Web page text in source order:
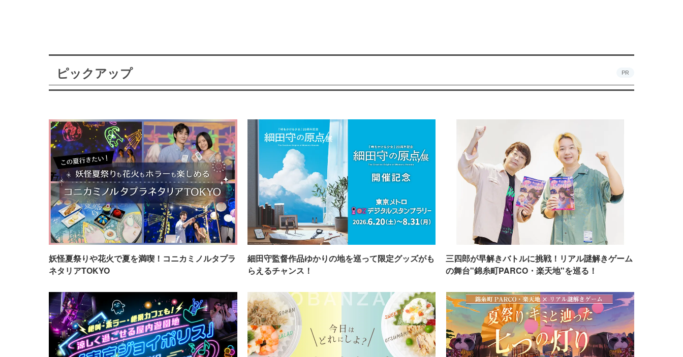
ピックアップ PR
妖怪夏祭りや花火で夏を満喫！コニカミノルタプラ
ネタリアTOKYO
細田守監督作品ゆかりの地を巡って限定グッズがも
らえるチャンス！
三四郎が早解きバトルに挑戦！リアル謎解きゲーム
の舞台"錦糸町PARCO・楽天地"を巡る！